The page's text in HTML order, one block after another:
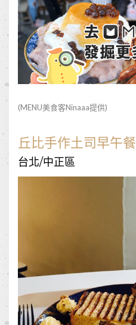
(MENU美食客Ninaaa提供)
丘比手作土司早午餐
台北/中正區